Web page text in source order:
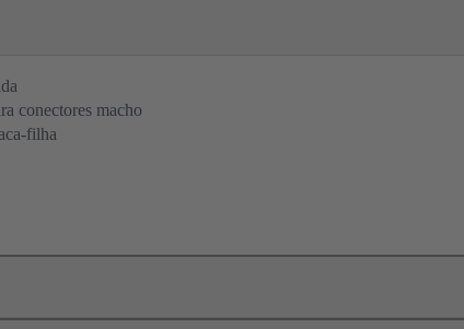
conectores macho
filha